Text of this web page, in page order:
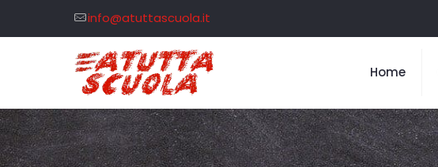
info@atuttascuola.it
Home